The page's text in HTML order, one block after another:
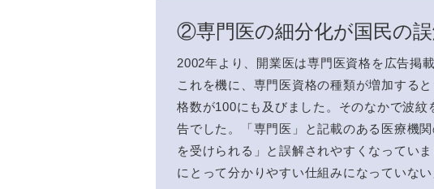
②専門医の細分化が国民の
2002年より、開業医は専門医資格を広告掲
これを機に、専門医資格の種類が増加する
格数が100にも及びました。そのなかで波紋
告でした。「専門医」と記載のある医療機
を受けられる」と誤解されやすくなってい
にとって分かりやすい仕組みになっていな